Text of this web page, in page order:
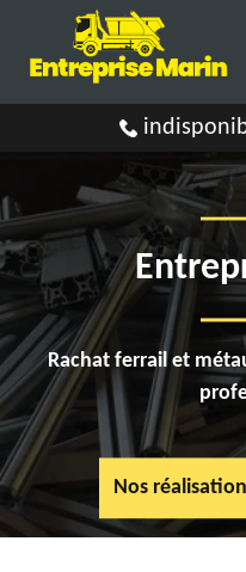
Rachat ferrail et
Nos